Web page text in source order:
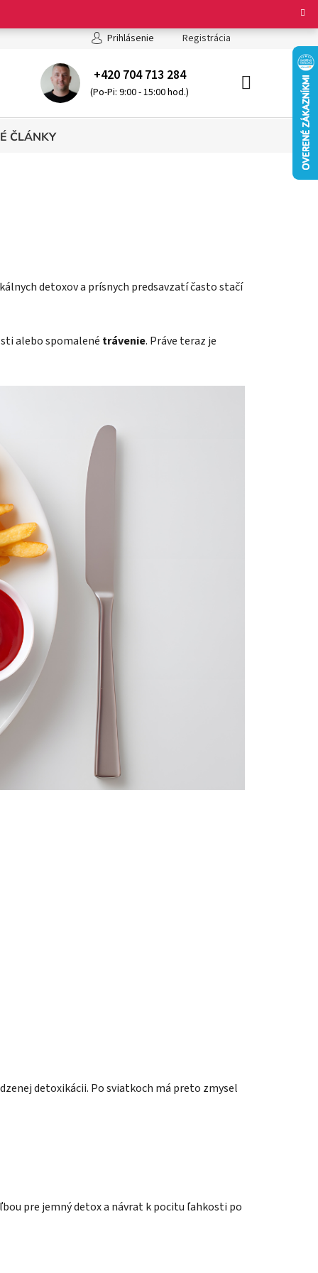
ochrany osobných údajov
Prihlásenie Registrácia
+420 704 713 284
(Po-Pi: 9:00 - 15:00 hod.)
ČLÁNKY
detoxov a prísnych predsavzatí často stačí
alebo spomalené trávenie. Práve teraz je
detoxikácii. Po sviatkoch má preto zmysel
pre jemný detox a návrat k pocitu ľahkosti po